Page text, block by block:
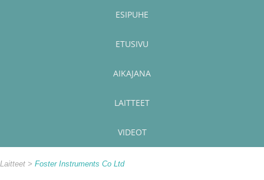
ESIPUHE
ETUSIVU
AIKAJANA
LAITTEET
VIDEOT
Laitteet Foster Instruments Co Ltd